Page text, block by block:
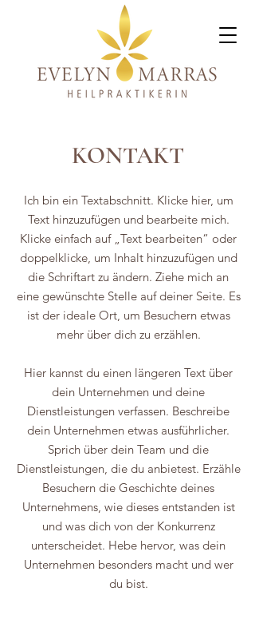
KONTAKT
Ich bin ein Textabschnitt. Klicke hier, um
Text hinzuzufügen und bearbeite mich.
Klicke einfach auf „Text bearbeiten“ oder
doppelklicke, um Inhalt hinzuzufügen und
die Schriftart zu ändern. Ziehe mich an
eine gewünschte Stelle auf deiner Seite. Es
ist der ideale Ort, um Besuchern etwas
mehr über dich zu erzählen.
Hier kannst du einen längeren Text über
dein Unternehmen und deine
Dienstleistungen verfassen. Beschreibe
dein Unternehmen etwas ausführlicher.
Sprich über dein Team und die
Dienstleistungen, die du anbietest. Erzähle
Besuchern die Geschichte deines
Unternehmens, wie dieses entstanden ist
und was dich von der Konkurrenz
unterscheidet. Hebe hervor, was dein
Unternehmen besonders macht und wer
du bist.